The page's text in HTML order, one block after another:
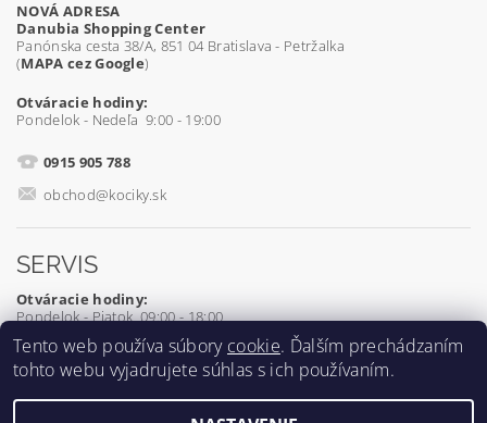
NOVÁ ADRESA
Danubia Shopping Center
Panónska cesta 38/A, 851 04 Bratislava - Petržalka
(MAPA cez Google)
Otváracie hodiny:
Pondelok - Nedeľa 9:00 - 19:00
0915 905 788
obchod@kociky.sk
SERVIS
Otváracie hodiny:
Pondelok - Piatok 09:00 - 18:00
0905 539 927
Tento web používa súbory cookie. Ďalším prechádzaním
tohto webu vyjadrujete súhlas s ich používaním.